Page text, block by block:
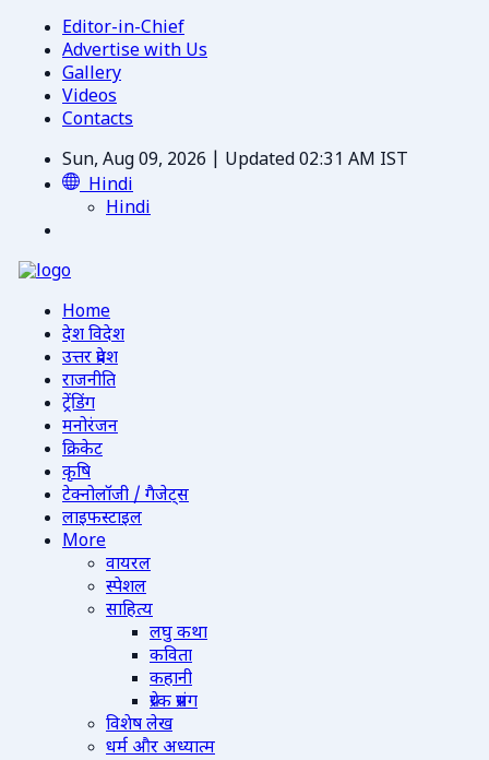
Editor-in-Chief
Advertise with Us
Gallery
Videos
Contacts
Sun, Aug 09, 2026 | Updated 02:31 AM IST
Hindi
Hindi
Home
देश विदेश
उत्तर प्रदेश
राजनीति
ट्रेंडिंग
मनोरंजन
क्रिकेट
कृषि
टेक्नोलॉजी / गैजेट्स
लाइफस्टाइल
More
वायरल
स्पेशल
साहित्य
लघु कथा
कविता
कहानी
प्रेरक प्रसंग
विशेष लेख
धर्म और अध्यात्म